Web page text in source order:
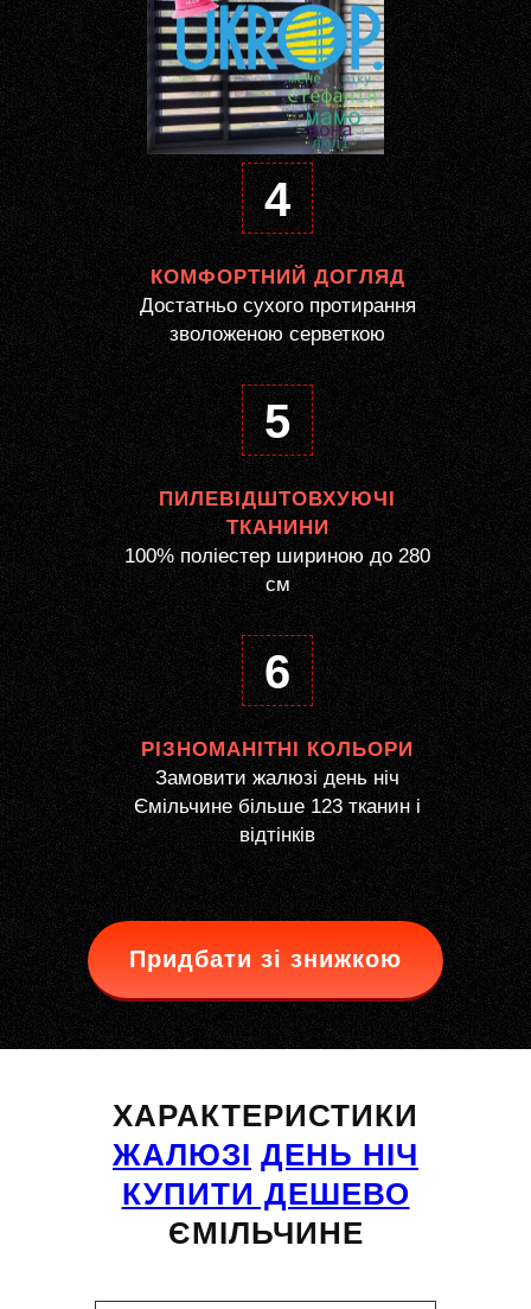
4
КОМФОРТНИЙ ДОГЛЯД
Достатньо сухого протирання
зволоженою серветкою
5
ПИЛЕВІДШТОВХУЮЧІ
ТКАНИНИ
100% поліестер шириною до 280
см
6
РІЗНОМАНІТНІ КОЛЬОРИ
Замовити жалюзі день ніч
Ємільчине більше 123 тканин і
відтінків
Придбати зі знижкою
ХАРАКТЕРИСТИКИ
ЖАЛЮЗІ ДЕНЬ НІЧ
КУПИТИ ДЕШЕВО
ЄМІЛЬЧИНЕ